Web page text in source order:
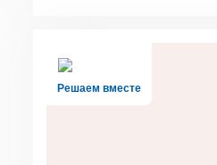
Решаем вместе